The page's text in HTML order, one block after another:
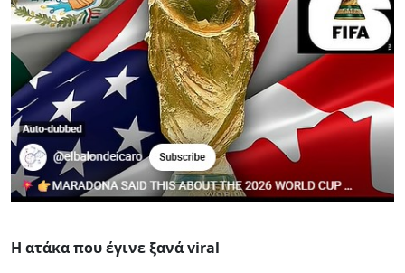
Η ατάκα που έγινε ξανά viral